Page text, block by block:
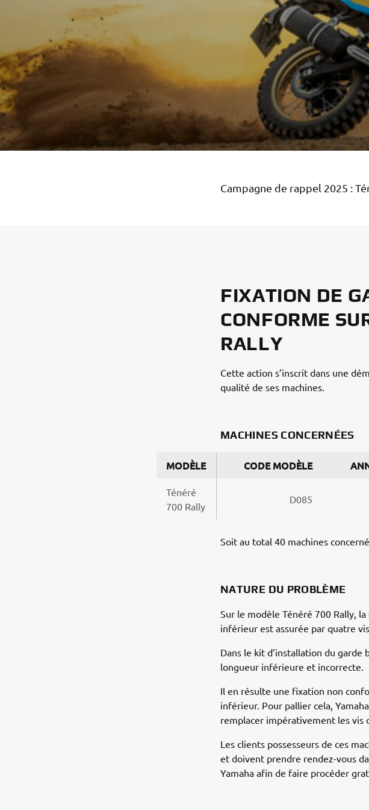
Campagne de rappel 2025 :
FIXATION DE
CONFORME
RALLY
Cette action s’inscrit dans une
qualité de ses machines.
MACHINES CONCERNÉES
MODÈLE CODE MODÈLE
Ténéré
700 Rally
D085
Soit au total 40 machines
NATURE DU PROBLÈME
Sur le modèle Ténéré 700 Rally,
inférieur est assurée par quatre
Dans le kit d’installation du
longueur inférieure et incorrecte.
Il en résulte une fixation non
inférieur. Pour pallier cela,
remplacer impérativement les vis
Les clients possesseurs de ces
et doivent prendre rendez-vous
Yamaha afin de faire procéder